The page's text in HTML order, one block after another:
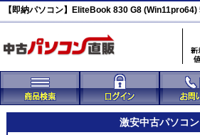
【即納パソコン】EliteBook 830 G8
激安中古パソコン